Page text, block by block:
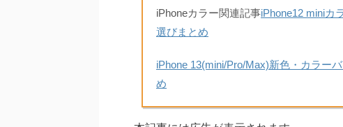
iPhoneカラー関連記事iPhone12 miniカ
選びまとめ
iPhone 13(mini/Pro/Max)新色・カラー
め